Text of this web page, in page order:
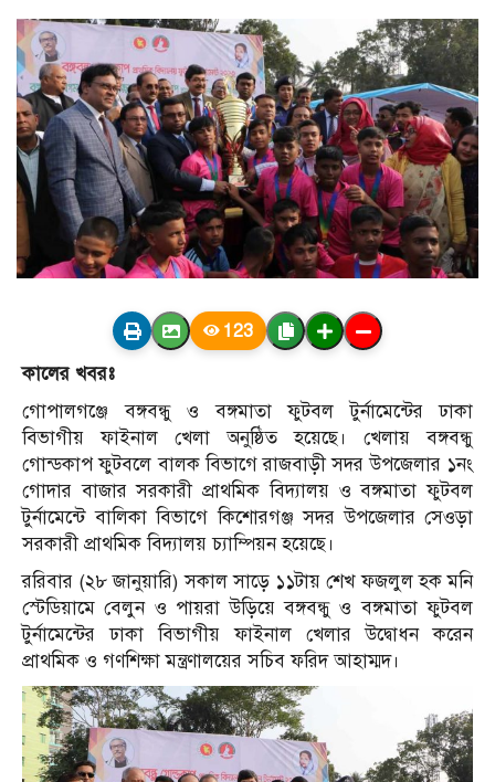
123
কালের খবরঃ
গোপালগঞ্জে বঙ্গবন্ধু ও বঙ্গমাতা ফুটবল টুর্নামেন্টের ঢাকা
বিভাগীয় ফাইনাল খেলা অনুষ্ঠিত হয়েছে। খেলায় বঙ্গবন্ধু
গোন্ডকাপ ফুটবলে বালক বিভাগে রাজবাড়ী সদর উপজেলার ১নং
গোদার বাজার সরকারী প্রাথমিক বিদ্যালয় ও বঙ্গমাতা ফুটবল
টুর্নামেন্টে বালিকা বিভাগে কিশোরগঞ্জ সদর উপজেলার সেওড়া
সরকারী প্রাথমিক বিদ্যালয় চ্যাম্পিয়ন হয়েছে।
ররিবার (২৮ জানুয়ারি) সকাল সাড়ে ১১টায় শেখ ফজলুল হক মনি
স্টেডিয়ামে বেলুন ও পায়রা উড়িয়ে বঙ্গবন্ধু ও বঙ্গমাতা ফুটবল
টুর্নামেন্টের ঢাকা বিভাগীয় ফাইনাল খেলার উদ্বোধন করেন
প্রাথমিক ও গণশিক্ষা মন্ত্রণালয়ের সচিব ফরিদ আহাম্মদ।